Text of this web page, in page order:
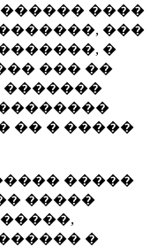
����
���
�
��� ��
�������
�� � �����
�����
�����
�